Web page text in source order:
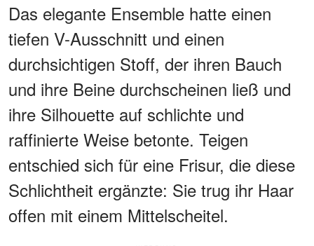
Das elegante Ensemble hatte einen
tiefen V-Ausschnitt und einen
durchsichtigen Stoff, der ihren Bauch
und ihre Beine durchscheinen ließ und
ihre Silhouette auf schlichte und
raffinierte Weise betonte. Teigen
entschied sich für eine Frisur, die diese
Schlichtheit ergänzte: Sie trug ihr Haar
offen mit einem Mittelscheitel.